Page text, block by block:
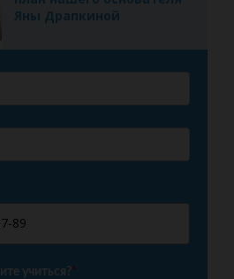
Яны Драпкиной
учиться?*